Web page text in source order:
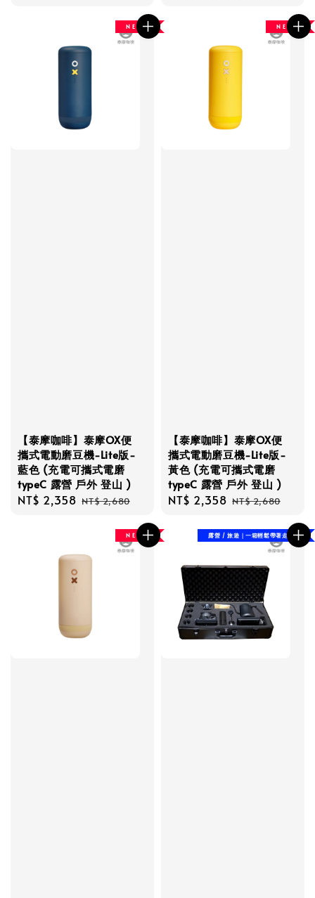
N E W
【泰摩咖啡】泰摩OX便
攜式電動磨豆機-Lite版-
藍色 (充電可攜式電磨
typeC 露營 戶外 登山 )
Sale
NT$ 2,358 Regular
NT$ 2,680
N E W
【泰摩咖啡】泰摩OX便
攜式電動磨豆機-Lite版-
黃色 (充電可攜式電磨
typeC 露營 戶外 登山 )
Sale
NT$ 2,358 Regular
NT$ 2,680
N E W 露營 / 旅遊｜一箱輕鬆帶著走！